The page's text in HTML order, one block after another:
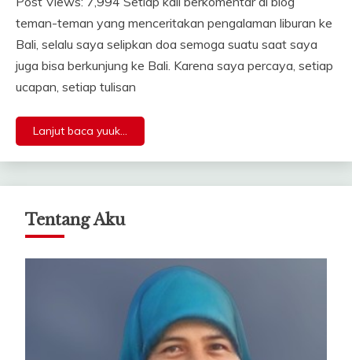
teman-teman yang menceritakan pengalaman liburan ke
Bali, selalu saya selipkan doa semoga suatu saat saya
juga bisa berkunjung ke Bali. Karena saya percaya, setiap
ucapan, setiap tulisan
Lanjut baca yuuk...
Tentang Aku